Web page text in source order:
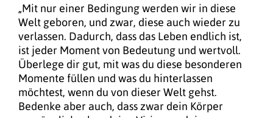
„Mit nur einer Bedingung werden wir in diese
Welt geboren, und zwar, diese auch wieder zu
verlassen. Dadurch, dass das Leben endlich ist,
ist jeder Moment von Bedeutung und wertvoll.
Überlege dir gut, mit was du diese besonderen
Momente füllen und was du hinterlassen
möchtest, wenn du von dieser Welt gehst.
Bedenke aber auch, dass zwar dein Körper